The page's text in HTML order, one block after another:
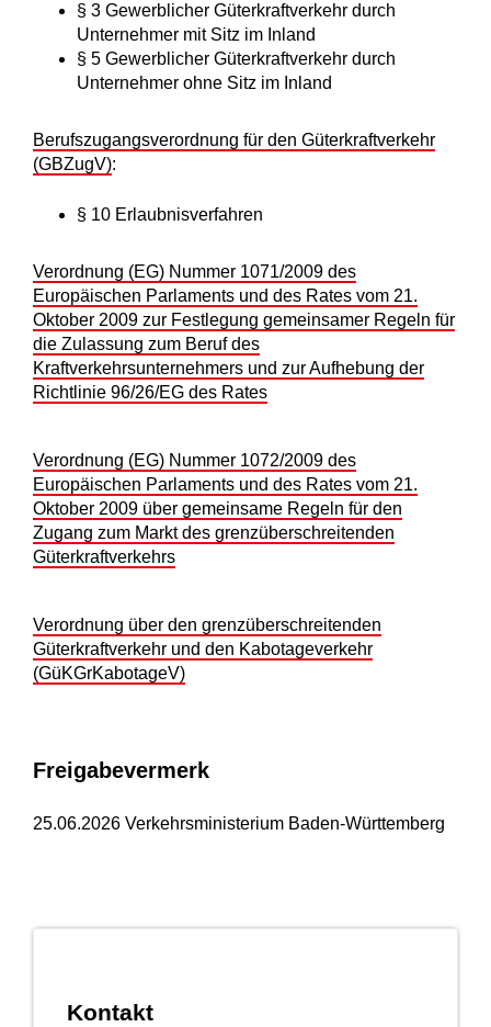
Kontakt
§ 3 Gewerblicher Güterkraftverkehr durch
Unternehmer mit Sitz im Inland
§ 5 Gewerblicher Güterkraftverkehr durch
Unternehmer ohne Sitz im Inland
Berufszugangsverordnung für den Güterkraftverkehr
(GBZugV):
§ 10 Erlaubnisverfahren
Verordnung (EG) Nummer 1071/2009 des
Europäischen Parlaments und des Rates vom 21.
Oktober 2009 zur Festlegung gemeinsamer Regeln für
die Zulassung zum Beruf des
Kraftverkehrsunternehmers und zur Aufhebung der
Richtlinie 96/26/EG des Rates
Verordnung (EG) Nummer 1072/2009 des
Europäischen Parlaments und des Rates vom 21.
Oktober 2009 über gemeinsame Regeln für den
Zugang zum Markt des grenzüberschreitenden
Güterkraftverkehrs
Verordnung über den grenzüberschreitenden
Güterkraftverkehr und den Kabotageverkehr
(GüKGrKabotageV)
Freigabevermerk
25.06.2026 Verkehrsministerium Baden-Württemberg